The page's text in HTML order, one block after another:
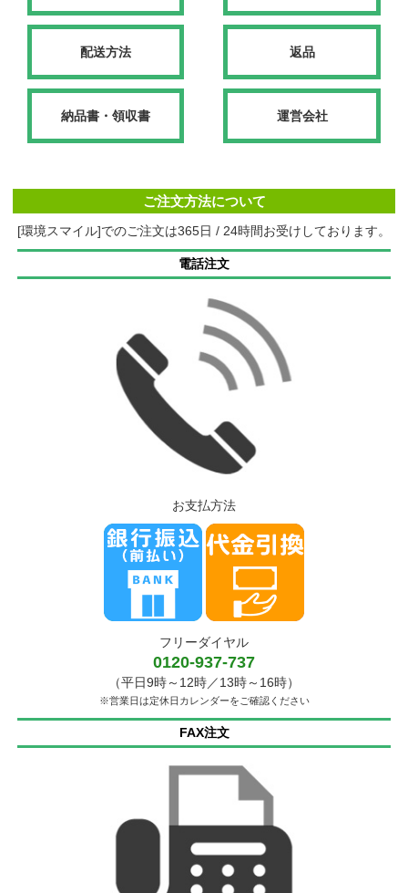
配送方法 返品
納品書・領収書 運営会社
ご注文方法について
[環境スマイル]でのご注文は365日 / 24時間お受けしております。
電話注文
お支払方法
フリーダイヤル
0120-937-737
（平日9時～12時／13時～16時）
※営業日は定休日カレンダーをご確認ください
FAX注文